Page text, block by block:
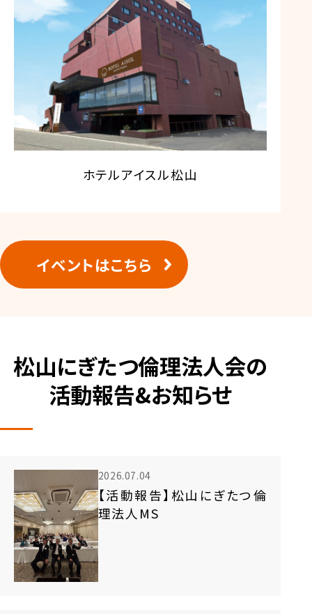
ホテルアイスル松山
イベントはこちら
松山にぎたつ倫理法人会の
活動報告&お知らせ
2026.07.04
【活動報告】松山にぎたつ倫
理法人MS